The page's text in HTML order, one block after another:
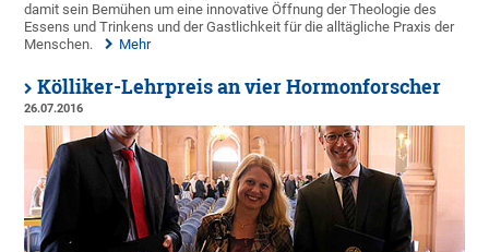
damit sein Bemühen um eine innovative Öffnung der Theologie des
Essens und Trinkens und der Gastlichkeit für die alltägliche Praxis der
Menschen.
Mehr
Kölliker-Lehrpreis an vier Hormonforscher
26.07.2016